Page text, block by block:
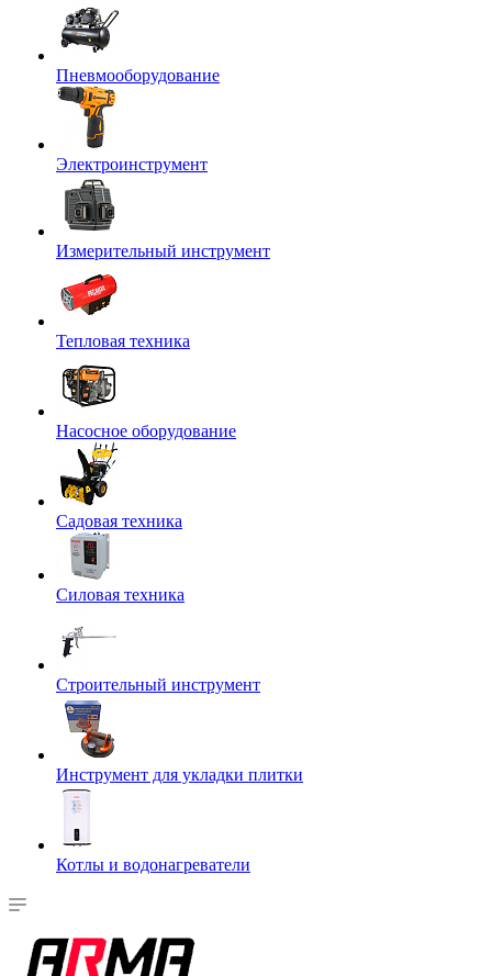
Пневмооборудование
Электроинструмент
Измерительный инструмент
Тепловая техника
Насосное оборудование
Садовая техника
Силовая техника
Строительный инструмент
Инструмент для укладки плитки
Котлы и водонагреватели